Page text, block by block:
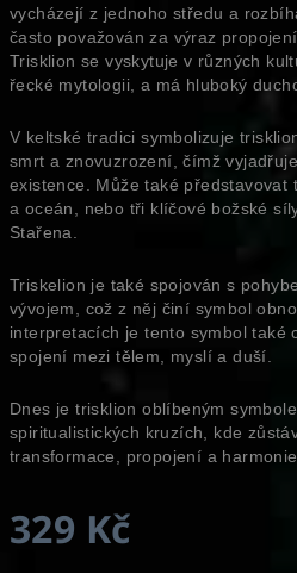
vycházejí z jednoho středu a
často považován za výraz
Trisklion se vyskytuje v různých
řecké mytologii, a má hluboký
V keltské tradici symbolizuje
smrt a znovuzrození, čímž
existence. Může také představovat
a oceán, nebo tři klíčové božské
Stařena.
Triskelion je také spojován s
vývojem, což z něj činí symbol
interpretacích je tento symbol také
spojení mezi tělem, myslí a duší.
Dnes je trisklion oblíbeným
spiritualistických kruzích, kde
transformace, propojení a harmonie.
329 Kč